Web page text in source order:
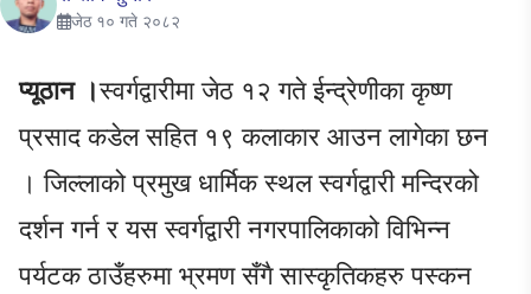
जेठ १० गते २०८२
प्यूठान ।स्वर्गद्वारीमा जेठ १२ गते ईन्द्रेणीका कृष्ण
प्रसाद कडेल सहित १९ कलाकार आउन लागेका छन
। जिल्लाको प्रमुख धार्मिक स्थल स्वर्गद्वारी मन्दिरको
दर्शन गर्न र यस स्वर्गद्वारी नगरपालिकाको विभिन्न
पर्यटक ठाउँहरुमा भ्रमण सँगै सास्कृतिकहरु पस्कन